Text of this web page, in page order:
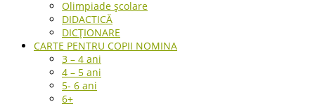
Olimpiade școlare
DIDACTICĂ
DICȚIONARE
CARTE PENTRU COPII NOMINA
3 – 4 ani
4 – 5 ani
5- 6 ani
6+